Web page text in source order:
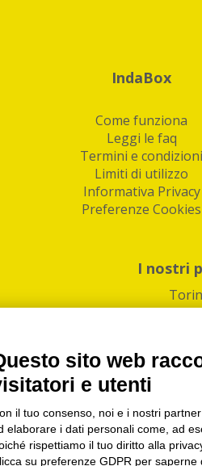
IndaBox
Come funziona
Leggi le faq
Termini e condizioni
Limiti di utilizzo
Informativa Privacy
Preferenze Cookies
I nostri
PI/CF/N°Iscr.:
IndaBox | Oltre 11.500
sito web
e utenti
il tuo consenso, noi e i nostri
elaborare i dati personali come, ad
rispettiamo il tuo diritto alla
su preferenze GDPR per saperne